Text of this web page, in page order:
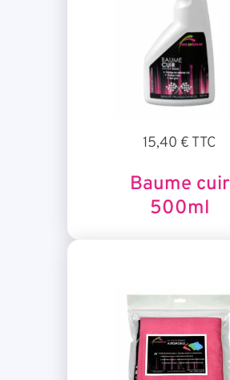
Baume cuir
500ml
15,40 € TTC